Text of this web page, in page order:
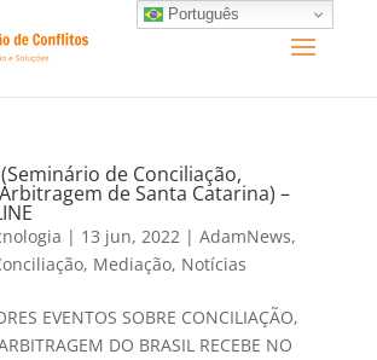
(Seminário de Conciliação,
de Santa Catarina) –
| 13 jun, 2022| AdamNews,
, Mediação, Notícias
EVENTOS SOBRE CONCILIAÇÃO,
DO BRASIL RECEBE NO
Português